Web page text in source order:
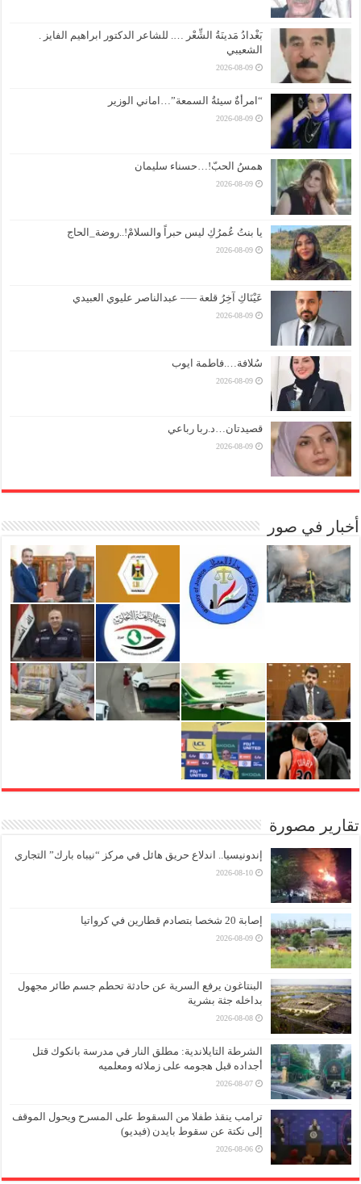
بَغْدادُ مَدينَةُ الشِّعْر …. للشاعر الدكتور ابراهيم الفايز .
الشعيبي
2026-08-09
“امرأةٌ سيئةُ السمعة”…اماني الوزير
2026-08-09
همسُ الحبّ!…حسناء سليمان
2026-08-09
يا بنتُ عُمرُكِ ليس حبراً والسلامْ!..روضة_الحاج
2026-08-09
عَيْنَاكِ آخِرُ قلعة —– عبدالناصر عليوي العبيدي
2026-08-09
سُلافة….فاطمة ايوب
2026-08-09
قصيدتان…د.ربا رباعي
2026-08-09
أخبار في صور
تقارير مصورة
إندونيسيا.. اندلاع حريق هائل في مركز “نيباه بارك” التجاري
2026-08-10
إصابة 20 شخصا بتصادم قطارين في كرواتيا
2026-08-09
البنتاغون يرفع السرية عن حادثة تحطم جسم طائر مجهول
بداخله جثة بشرية
2026-08-08
الشرطة التايلاندية: مطلق النار في مدرسة بانكوك قتل
أجداده قبل هجومه على زملائه ومعلميه
2026-08-07
ترامب ينقذ طفلا من السقوط على المسرح ويحول الموقف
إلى نكتة عن سقوط بايدن (فيديو)
2026-08-06